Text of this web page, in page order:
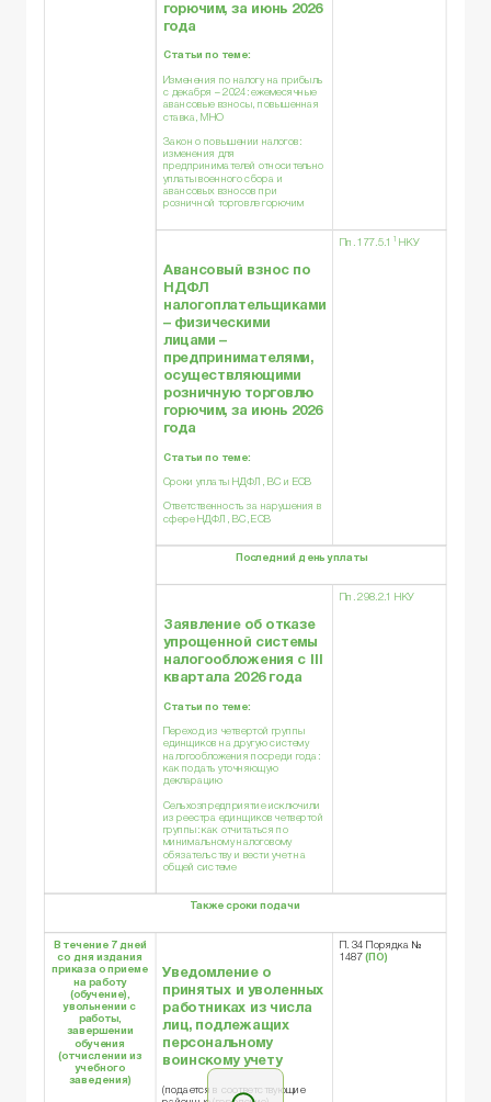
горючим, за июнь 2026
года
Статьи по теме:
Изменения по налогу на прибыль
с декабря – 2024: ежемесячные
авансовые взносы, повышенная
ставка, МНО
Закон о повышении налогов:
изменения для
предпринимателей относительно
уплаты военного сбора и
авансовых взносов при
розничной торговле горючим
Авансовый взнос по
НДФЛ
налогоплательщиками
– физическими
лицами –
предпринимателями,
осуществляющими
розничную торговлю
горючим, за июнь 2026
года
Статьи по теме:
Сроки уплаты НДФЛ, ВС и ЕСВ
Ответственность за нарушения в
сфере НДФЛ, ВС, ЕСВ
Пп. 177.5.1 1 НКУ
Последний день уплаты
Заявление об отказе
упрощенной системы
налогообложения с III
квартала 2026 года
Статьи по теме:
Переход из четвертой группы
единщиков на другую систему
налогообложения посреди года:
как подать уточняющую
декларацию
Сельхозпредприятие исключили
из реестра единщиков четвертой
группы: как отчитаться по
минимальному налоговому
обязательству и вести учет на
общей системе
Пп. 298.2.1 НКУ
Также сроки подачи
В течение 7 дней
со дня издания
приказа о приеме
на работу
(обучение),
увольнении с
работы,
завершении
обучения
(отчислении из
учебного
заведения)
Уведомление о
принятых и уволенных
работниках из числа
лиц, подлежащих
персональному
воинскому учету
(подается в соответствующие
П. 34 Порядка №
1487(ПО)